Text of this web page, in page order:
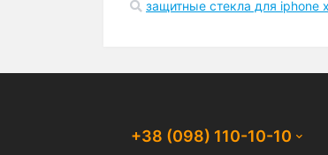
На заказы от 1000 грн